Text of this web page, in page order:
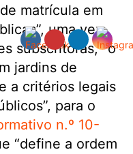
matrícula em
uma vez
subscritoras, “o
jardins de
a critérios legais
para o
n.º 10-
“define a ordem